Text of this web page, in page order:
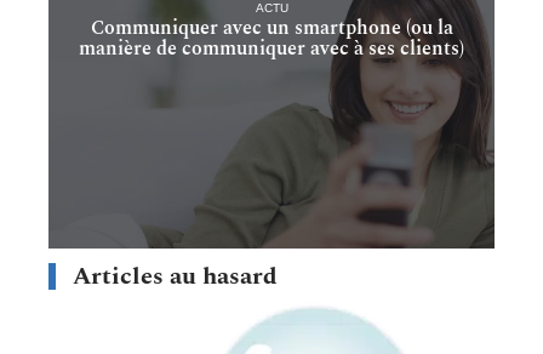
ACTU
Communiquer avec un smartphone (ou la
manière de communiquer avec à ses clients)
Articles au hasard